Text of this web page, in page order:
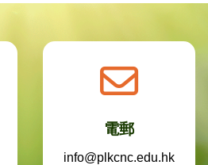
電郵
info@plkcnc.edu.hk